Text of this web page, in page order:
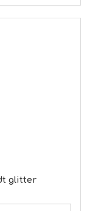
glitter